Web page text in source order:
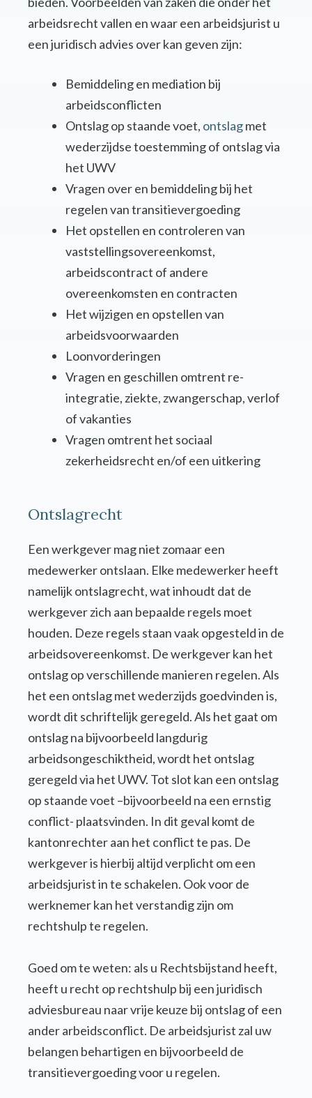
arbeidsrecht vallen en waar een arbeidsjurist u
een juridisch advies over kan geven zijn:
Bemiddeling en mediation bij
arbeidsconflicten
Ontslag op staande voet, ontslagmet
wederzijdse toestemming of ontslag via
het UWV
Vragen over en bemiddeling bij het
regelen van transitievergoeding
Het opstellen en controleren van
vaststellingsovereenkomst,
arbeidscontract of andere
overeenkomsten en contracten
Het wijzigen en opstellen van
arbeidsvoorwaarden
Loonvorderingen
Vragen en geschillen omtrent re-
integratie, ziekte, zwangerschap, verlof
of vakanties
Vragen omtrent het sociaal
zekerheidsrecht en/of een uitkering
Ontslagrecht
Een werkgever mag niet zomaar een
medewerker ontslaan. Elke medewerker heeft
namelijk ontslagrecht, wat inhoudt dat de
werkgever zich aan bepaalde regels moet
houden. Deze regels staan vaak opgesteld in de
arbeidsovereenkomst. De werkgever kan het
ontslag op verschillende manieren regelen. Als
het een ontslag met wederzijds goedvinden is,
wordt dit schriftelijk geregeld. Als het gaat om
ontslag na bijvoorbeeld langdurig
arbeidsongeschiktheid, wordt het ontslag
geregeld via het UWV. Tot slot kan een ontslag
op staande voet –bijvoorbeeld na een ernstig
conflict- plaatsvinden. In dit geval komt de
kantonrechter aan het conflict te pas. De
werkgever is hierbij altijd verplicht om een
arbeidsjurist in te schakelen. Ook voor de
werknemer kan het verstandig zijn om
rechtshulp te regelen.
Goed om te weten: als u Rechtsbijstand heeft,
heeft u recht op rechtshulp bij een juridisch
adviesbureau naar vrije keuze bij ontslag of een
ander arbeidsconflict. De arbeidsjurist zal uw
belangen behartigen en bijvoorbeeld de
transitievergoeding voor u regelen.